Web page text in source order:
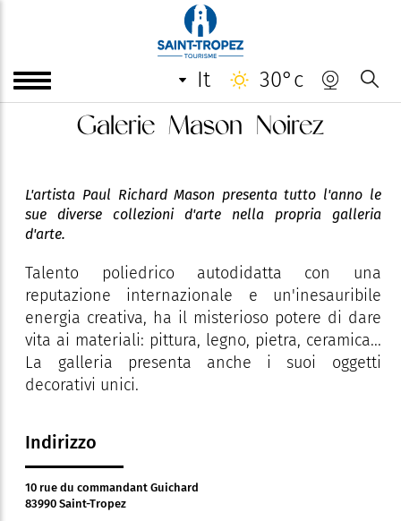
it 30°c
Galerie Mason Noirez
L'artista Paul Richard Mason presenta tutto l'anno le
sue diverse collezioni d'arte nella propria galleria
d'arte.
Talento poliedrico autodidatta con una
reputazione internazionale e un'inesauribile
energia creativa, ha il misterioso potere di dare
vita ai materiali: pittura, legno, pietra, ceramica...
La galleria presenta anche i suoi oggetti
decorativi unici.
Indirizzo
10 rue du commandant Guichard
83990 Saint-Tropez